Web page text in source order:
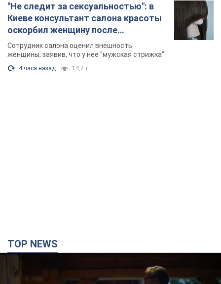
"Не следит за сексуальностью": в
Киеве консультант салона красоты
оскорбил женщину после
химиотерапии, разгорелся скандал.
Фото
Сотрудник салона оценил внешность
женщины, заявив, что у нее "мужская стрижка"
4 часа назад 14,7 т.
TOP NEWS